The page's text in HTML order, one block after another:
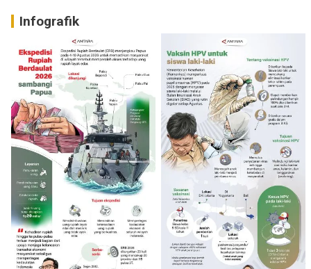
Infografik